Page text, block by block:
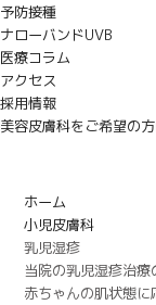
予防接種
ナローバンドUVB
医療コラム
アクセス
採用情報
美容皮膚科をご希望の
ホーム
小児皮膚科
乳児湿疹
当院の乳児湿疹治療
赤ちゃんの肌状態